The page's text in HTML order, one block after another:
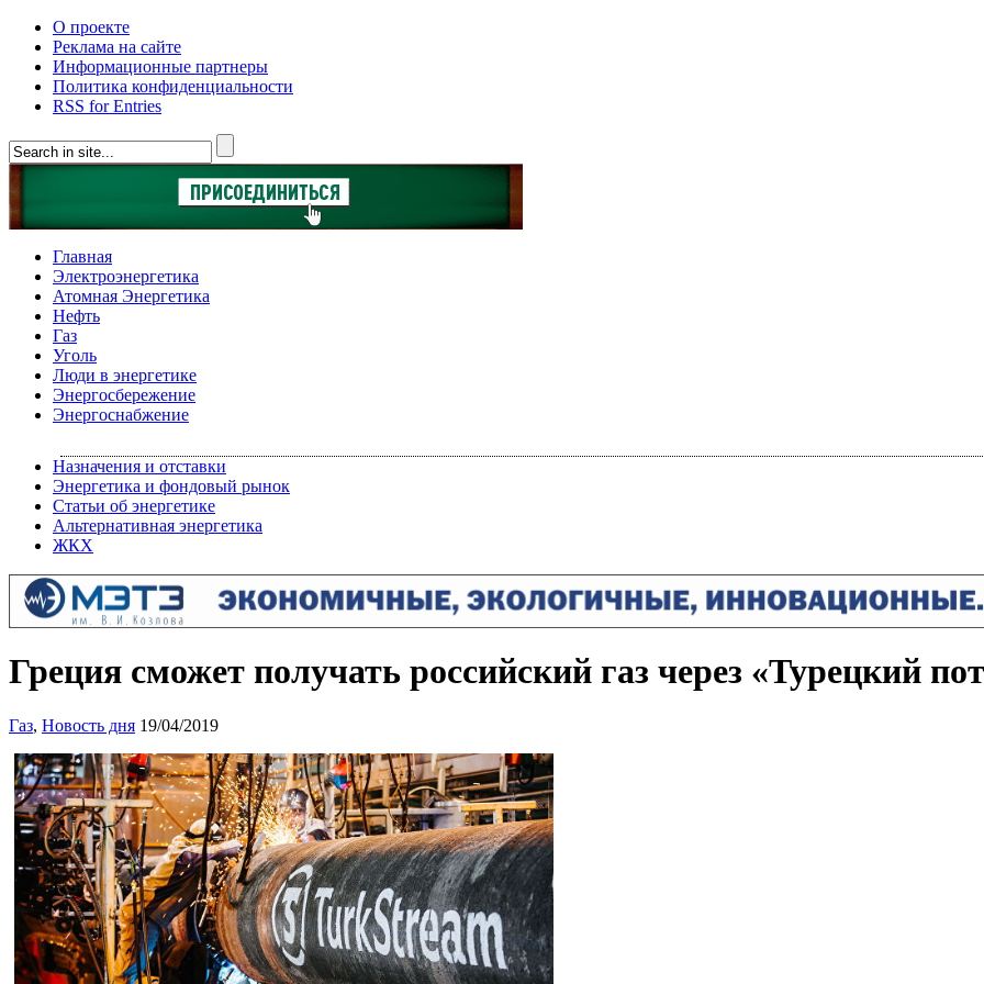
О проекте
Реклама на сайте
Информационные партнеры
Политика конфиденциальности
RSS for Entries
Главная
Электроэнергетика
Атомная Энергетика
Нефть
Газ
Уголь
Люди в энергетике
Энергосбережение
Энергоснабжение
Назначения и отставки
Энергетика и фондовый рынок
Статьи об энергетике
Альтернативная энергетика
ЖКХ
Греция сможет получать российский газ через «Турецкий
Газ, Новость дня 19/04/2019